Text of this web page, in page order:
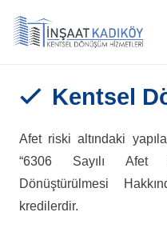
Kentsel
Afet riski altındaki
“6306 Sayılı Afet
Dönüştürülmesi
kredilerdir.